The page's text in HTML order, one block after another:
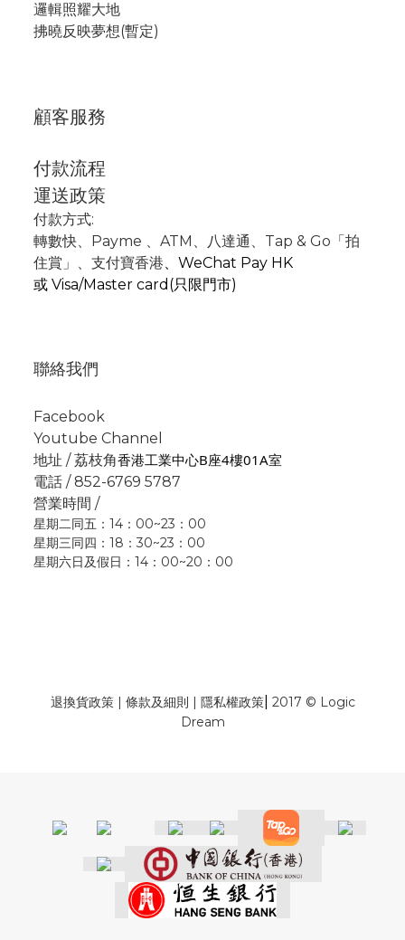
邏輯照耀大地
拂曉反映夢想(暫定)
顧客服務
付款流程
運送政策
付款方式:
轉數快、Payme 、 ATM 、
八達通、Tap & Go「拍
住賞」 、支付寶香港、 WeChat Pay HK
或 Visa/Master card(只限門市)
聯絡我們
Facebook
Youtube Channel
地址 / 荔枝角香港工業中心B座4樓01A室
電話 / 852-6769 5787
營業時間 /
星期二同五：14：00~23：00
星期三同四：18：30~23：00
星期六日及假日：14：00~20：00
退換貨政策| 條款及細則 | 隱私權政策| 2017 © Logic
Dream